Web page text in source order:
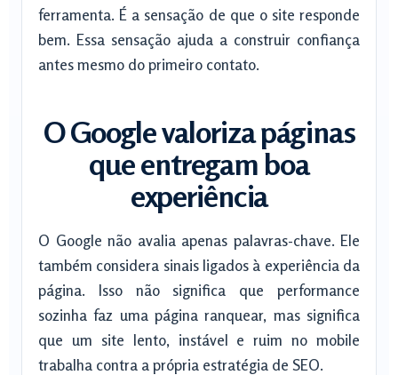
ferramenta. É a sensação de que o site responde
bem. Essa sensação ajuda a construir confiança
antes mesmo do primeiro contato.
O Google valoriza páginas
que entregam boa
experiência
O Google não avalia apenas palavras-chave. Ele
também considera sinais ligados à experiência da
página. Isso não significa que performance
sozinha faz uma página ranquear, mas significa
que um site lento, instável e ruim no mobile
trabalha contra a própria estratégia de SEO.